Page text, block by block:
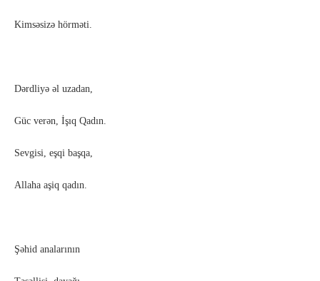
Kimsəsizə hörməti.
Dərdliyə əl uzadan,
Güc verən, İşıq Qadın.
Sevgisi, eşqi başqa,
Allaha aşiq qadın.
Şəhid analarının